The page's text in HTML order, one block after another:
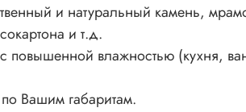
и натуральный камень,
и т.д.
влажностью (кухня,
Вашим габаритам.